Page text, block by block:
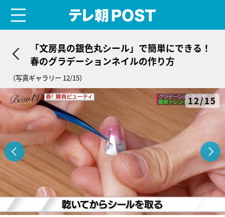
「文房具の銀色丸シール」で簡単にできる！
春のグラデーションネイルの作り方
（写真ギャラリー 12/15）
12/15